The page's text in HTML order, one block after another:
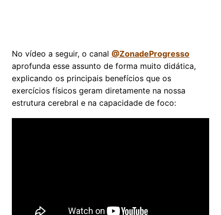
No vídeo a seguir, o canal @ZonadeProgresso
aprofunda esse assunto de forma muito didática,
explicando os principais benefícios que os
exercícios físicos geram diretamente na nossa
estrutura cerebral e na capacidade de foco: